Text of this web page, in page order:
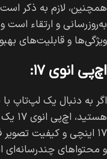
همچنین، لازم به ذکر
به‌روزرسانی و ارتقاء
ویژگی‌ها و قابلیت‌های
اچ‌پی انوی ۱۷:
اگر به دنبال یک لپ‌تاپ
۱۷ اینچی و کیفیت
و محتواهای چندرسانه‌ای